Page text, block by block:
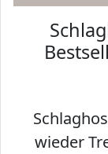
wieder